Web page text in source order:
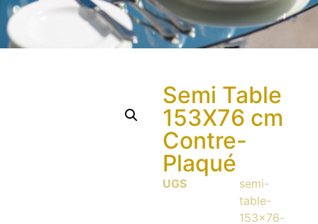
Semi Table
153X76 cm
Contre-
Plaqué
UGS
semi-
table-
153x76-